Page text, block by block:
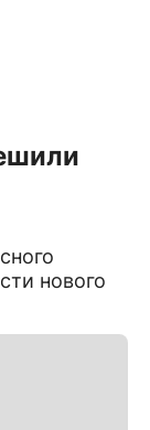
нового